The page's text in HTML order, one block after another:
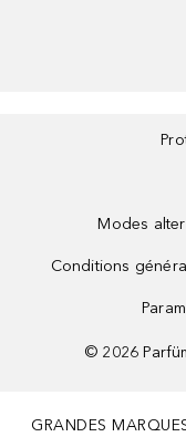
Modes
Conditions
© 2026
GRANDES